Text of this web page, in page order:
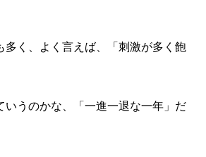
多く、よく言えば、「刺激が多く飽
いうのかな、「一進一退な一年」だ